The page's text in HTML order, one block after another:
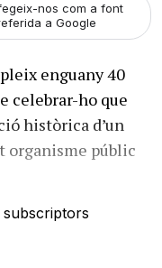
nos com a font
a Google
enguany 40
celebrar-ho que
històrica d’un
organisme públic